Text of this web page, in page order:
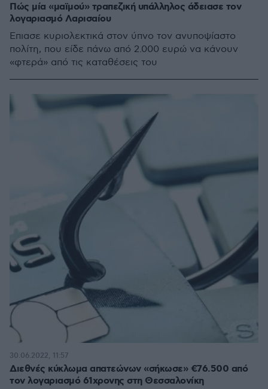
Πώς μία «μαϊμού» τραπεζική υπάλληλος άδειασε τον
λογαριασμό Λαρισαίου
Έπιασε κυριολεκτικά στον ύπνο τον ανυποψίαστο
πολίτη, που είδε πάνω από 2.000 ευρώ να κάνουν
«φτερά» από τις καταθέσεις του
Διεθνές κύκλωμα απατεώνων «σήκωσε» €76.500 από
τον λογαριασμό 61χρονης στη Θεσσαλονίκη
30.06.2022, 11:57